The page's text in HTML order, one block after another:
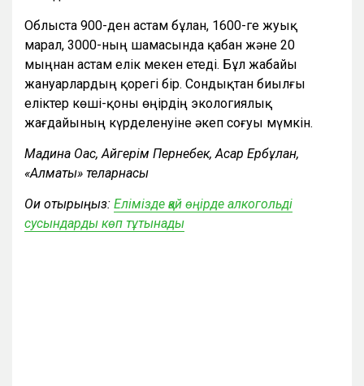
Облыста 900-ден астам бұлан, 1600-ге жуық
марал, 3000-ның шамасында қабан және 20
мыңнан астам елік мекен етеді. Бұл жабайы
жануарлардың қорегі бір. Сондықтан биылғы
еліктер көші-қоны өңірдің экологиялық
жағдайының күрделенуіне әкеп соғуы мүмкін.
Мадина Оқас, Айгерім Пернебек, Асар Ербұлан,
«Алматы» теларнасы
Оқи отырыңыз: Елімізде қай өңірде алкогольді
сусындарды көп тұтынады